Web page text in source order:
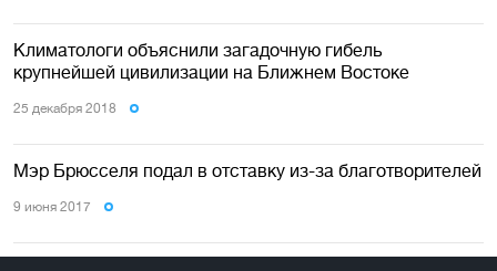
Климатологи объяснили загадочную гибель
крупнейшей цивилизации на Ближнем Востоке
25 декабря 2018
Мэр Брюсселя подал в отставку из-за благотворителей
9 июня 2017